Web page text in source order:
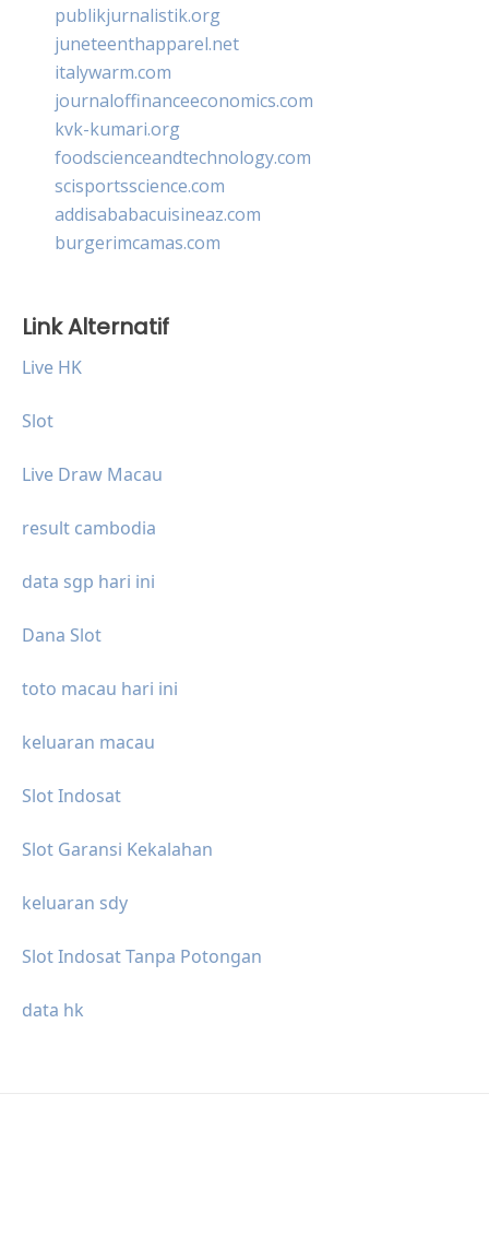
publikjurnalistik.org
juneteenthapparel.net
italywarm.com
journaloffinanceeconomics.com
kvk-kumari.org
foodscienceandtechnology.com
scisportsscience.com
addisababacuisineaz.com
burgerimcamas.com
Link Alternatif
Live HK
Slot
Live Draw Macau
result cambodia
data sgp hari ini
Dana Slot
toto macau hari ini
keluaran macau
Slot Indosat
Slot Garansi Kekalahan
keluaran sdy
Slot Indosat Tanpa Potongan
data hk